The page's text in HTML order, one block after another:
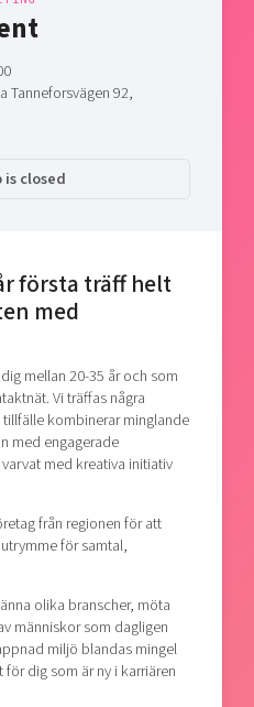
Tanneforsvägen 92,
is closed
första träff helt
med
mellan 20-35 år och som
Vi träffas några
kombinerar minglande
med engagerade
med kreativa initiativ
från regionen för att
för samtal,
olika branscher, möta
människor som dagligen
miljö blandas mingel
dig som är ny i karriären